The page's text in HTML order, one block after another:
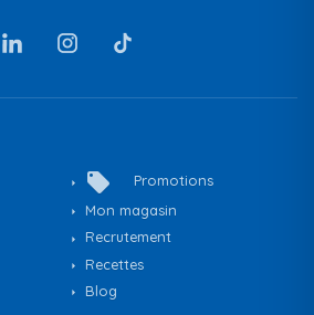
local_offer
Promotions
Mon magasin
Recrutement
Recettes
Blog